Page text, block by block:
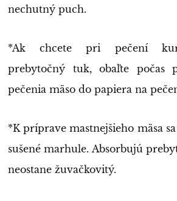
nechutný puch.
*Ak chcete pri pečení
prebytočný tuk, obaľte počas
pečenia mäso do papiera na
*K príprave mastnejšieho mäsa
sušené marhule. Absorbujú
neostane žuvačkovitý.